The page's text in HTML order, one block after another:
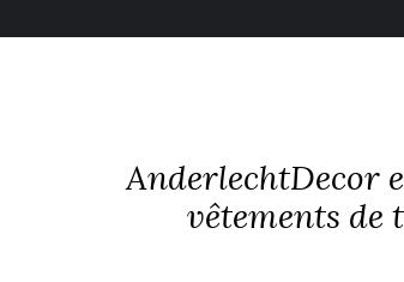
AnderlechtDecor
vêtements de